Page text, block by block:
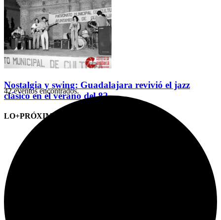
Nostalgia y swing: Guadalajara revivió el jazz
clásico en el verano del 82
LO+PRÓXIMO (CITAS)
42 eventos encontrados.